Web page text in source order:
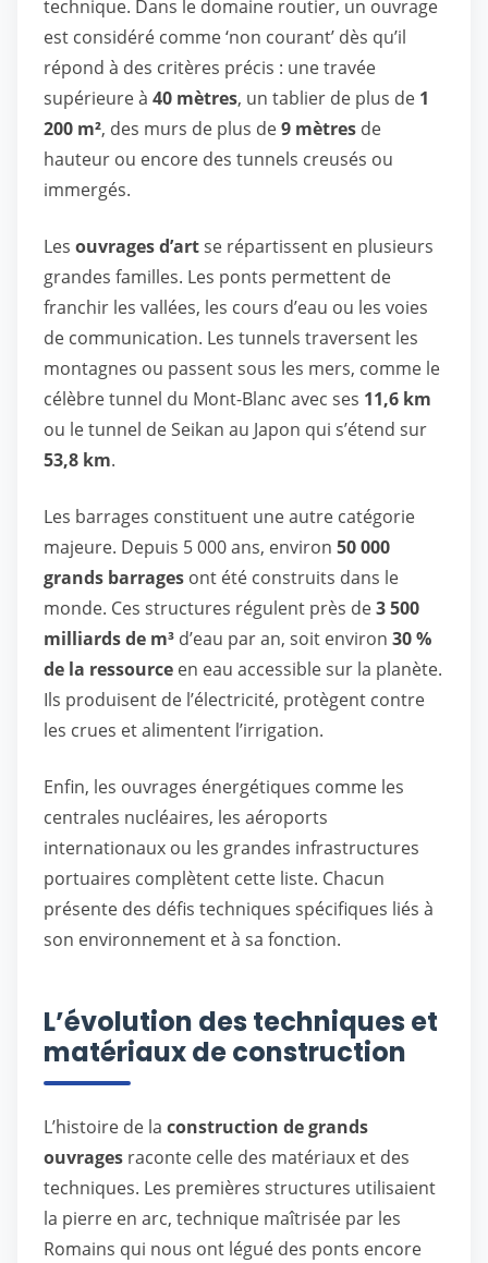
technique. Dans le domaine routier, un ouvrage
est considéré comme ‘non courant’ dès qu’il
répond à des critères précis : une travée
supérieure à 40 mètres, un tablier de plus de 1
200 m², des murs de plus de9 mètres de
hauteur ou encore des tunnels creusés ou
immergés.
Les ouvrages d’artse répartissent en plusieurs
grandes familles. Les ponts permettent de
franchir les vallées, les cours d’eau ou les voies
de communication. Les tunnels traversent les
montagnes ou passent sous les mers, comme le
célèbre tunnel du Mont-Blanc avec ses 11,6 km
ou le tunnel de Seikan au Japon qui s’étend sur
53,8 km.
Les barrages constituent une autre catégorie
majeure. Depuis 5 000 ans, environ 50 000
grands barrages ont été construits dans le
monde. Ces structures régulent près de3 500
milliards de m³ d’eau par an, soit environ 30 %
de la ressource en eau accessible sur la planète.
Ils produisent de l’électricité, protègent contre
les crues et alimentent l’irrigation.
Enfin, les ouvrages énergétiques comme les
centrales nucléaires, les aéroports
internationaux ou les grandes infrastructures
portuaires complètent cette liste. Chacun
présente des défis techniques spécifiques liés à
son environnement et à sa fonction.
L’évolution des techniques et
matériaux de construction
L’histoire de la construction de grands
ouvrages raconte celle des matériaux et des
techniques. Les premières structures utilisaient
la pierre en arc, technique maîtrisée par les
Romains qui nous ont légué des ponts encore